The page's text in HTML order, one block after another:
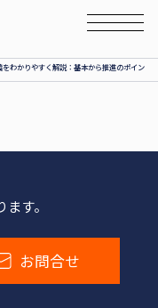
をわかりやすく解説：基本から推進のポイン
す。
お問合せ